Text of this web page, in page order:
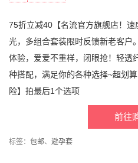
75折立减40【名流官方旗舰店！
光，多组合套装限时反馈新老客户
体验，爱爱不重样，闭眼抢！轻透
种搭配，满足你的各种选择~超划
险】拍最后1个选项
前往
标签： 包邮、 避孕套